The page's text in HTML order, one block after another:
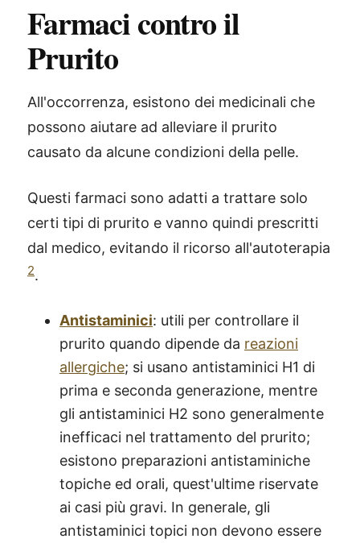
Farmaci contro il
Prurito
All'occorrenza, esistono dei medicinali che
possono aiutare ad alleviare il prurito
causato da alcune condizioni della pelle.
Questi farmaci sono adatti a trattare solo
certi tipi di prurito e vanno quindi prescritti
dal medico, evitando il ricorso all'autoterapia
2.
Antistaminici: utili per controllare il
prurito quando dipende da reazioni
allergiche; si usano antistaminici H1 di
prima e seconda generazione, mentre
gli antistaminici H2 sono generalmente
inefficaci nel trattamento del prurito;
esistono preparazioni antistaminiche
topiche ed orali, quest'ultime riservate
ai casi più gravi. In generale, gli
antistaminici topici non devono essere
X115 ®